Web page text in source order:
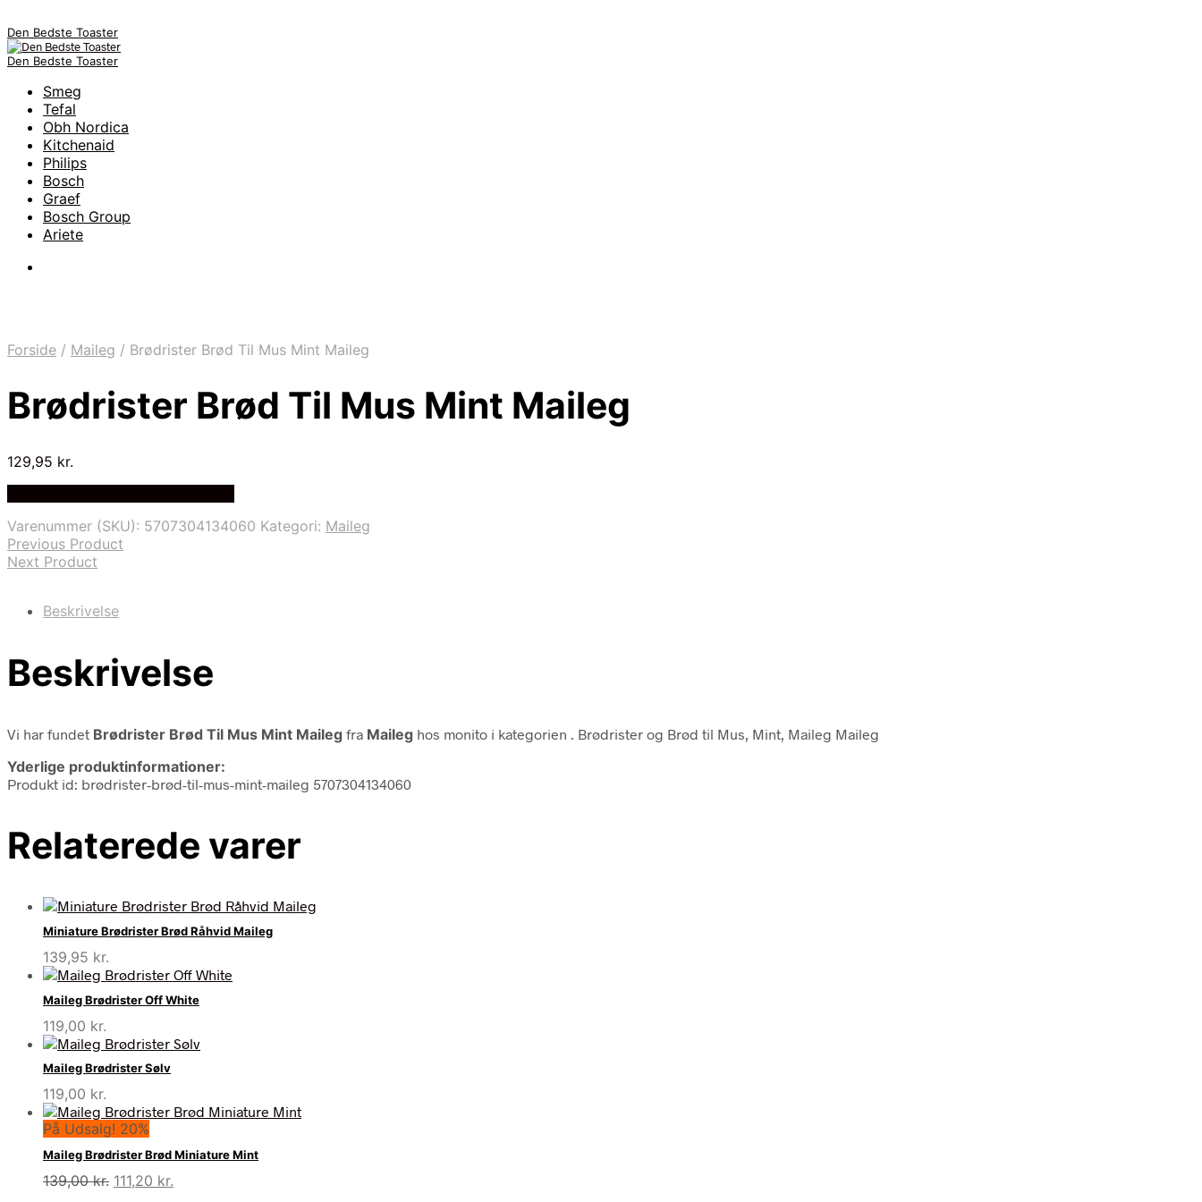
Den Bedste Toaster
Den Bedste Toaster
Smeg
Tefal
Obh Nordica
Kitchenaid
Philips
Bosch
Graef
Bosch Group
Ariete
Forside / Maileg / Brødrister Brød Til Mus Mint Maileg
Brødrister Brød Til Mus Mint Maileg
129,95 kr.
Varenummer (SKU): 5707304134060 Kategori: Maileg
Previous Product
Next Product
Beskrivelse
Beskrivelse
Vi har fundet Brødrister Brød Til Mus Mint Maileg fra Maileg hos monito i kategorien . Brødrister og Brød til Mus, Mint, Maileg Maileg
Yderlige produktinformationer:
Produkt id: brødrister-brød-til-mus-mint-maileg 5707304134060
Relaterede varer
Miniature Brødrister Brød Råhvid Maileg
139,95 kr.
Maileg Brødrister Off White
119,00 kr.
Maileg Brødrister Sølv
119,00 kr.
På Udsalg! 20%
Maileg Brødrister Brød Miniature Mint
139,00kr. Den
111,20 kr.